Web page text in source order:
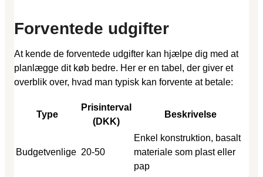
Forventede udgifter
At kende de forventede udgifter kan hjælpe dig med at
planlægge dit køb bedre. Her er en tabel, der giver et
overblik over, hvad man typisk kan forvente at betale:
Type
Prisinterval
(DKK)
Beskrivelse
Budgetvenlige 20-50
Enkel konstruktion, basalt
materiale som plast eller
pap